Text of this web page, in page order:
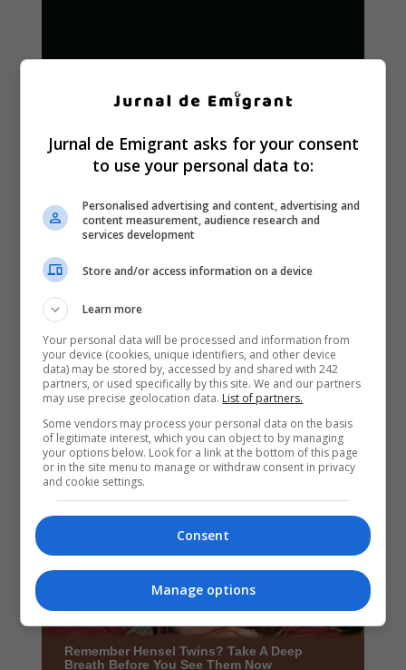
Jurnal de Emigrant asks for your consent
to use your personal data to:
Personalised advertising and content, advertising and
content measurement, audience research and
services development
Store and/or access information on a device
Learn more
Your personal data will be processed and information from
your device (cookies, unique identifiers, and other device
data) may be stored by, accessed by and shared with 242
partners, or used specifically by this site. We and our partners
may use precise geolocation data. List of partners.
Some vendors may process your personal data on the basis
of legitimate interest, which you can object to by managing
your options below. Look for a link at the bottom of this page
or in the site menu to manage or withdraw consent in privacy
and cookie settings.
Consent
Manage options